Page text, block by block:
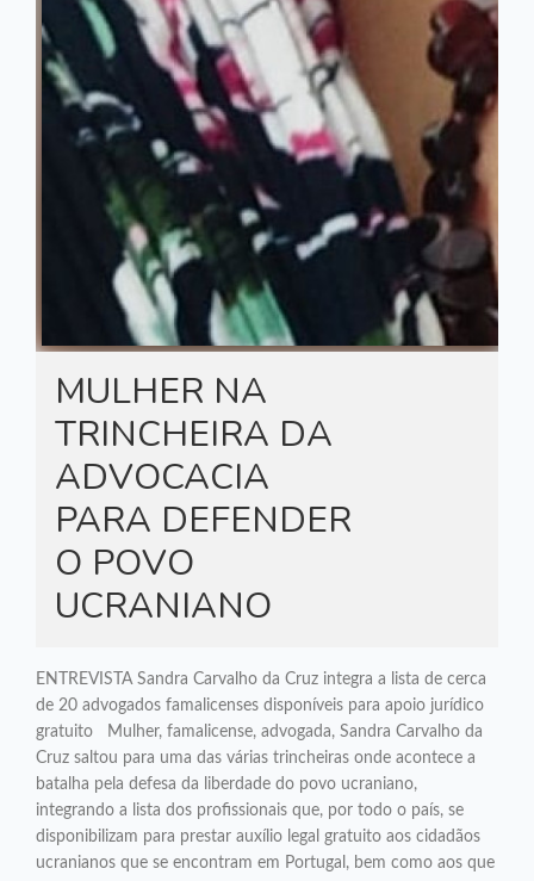
MULHER NA
TRINCHEIRA DA
ADVOCACIA
PARA DEFENDER
O POVO
UCRANIANO
ENTREVISTA Sandra Carvalho da Cruz integra a lista de cerca
de 20 advogados famalicenses disponíveis para apoio jurídico
gratuito Mulher, famalicense, advogada, Sandra Carvalho da
Cruz saltou para uma das várias trincheiras onde acontece a
batalha pela defesa da liberdade do povo ucraniano,
integrando a lista dos profissionais que, por todo o país, se
disponibilizam para prestar auxílio legal gratuito aos cidadãos
ucranianos que se encontram em Portugal, bem como aos que